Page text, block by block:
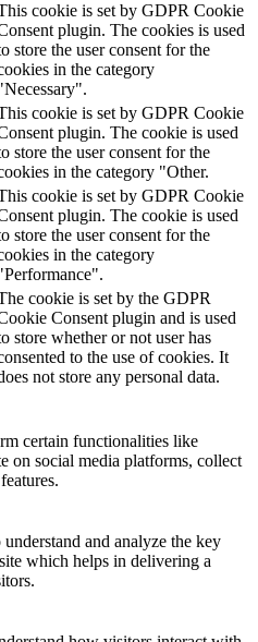
cookie is set by GDPR Cookie
plugin. The cookies is used
store the user consent for the
in the category
cookie is set by GDPR Cookie
plugin. The cookie is used
store the user consent for the
in the category "Other.
cookie is set by GDPR Cookie
plugin. The cookie is used
store the user consent for the
in the category
cookie is set by the GDPR
Consent plugin and is used
store whether or not user has
to the use of cookies. It
not store any personal data.
certain functionalities like
on social media platforms, collect
and analyze the key
which helps in delivering a